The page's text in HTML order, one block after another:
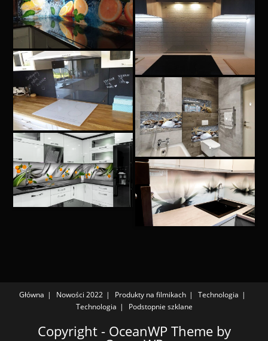
Główna Nowości 2022 Produkty na filmikach
Technologia
Technologia
Podstopnie szklane
Copyright - OceanWP Theme by